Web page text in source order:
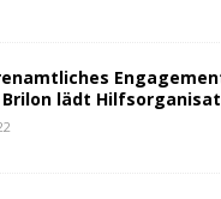
Brilon lädt